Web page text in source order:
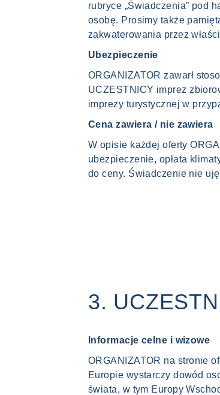
rubryce „Świadczenia” pod
osobę. Prosimy także
zakwaterowania przez
Ubezpieczenie
ORGANIZATOR zawarł
UCZESTNICY imprez
imprezy turystycznej w
Cena zawiera / nie zawiera
W opisie każdej oferty
ubezpieczenie, opłata
do ceny. Świadczenie nie
3.
Informacje celne i wizowe
ORGANIZATOR na stronie
Europie wystarczy dowód
świata, w tym Europy